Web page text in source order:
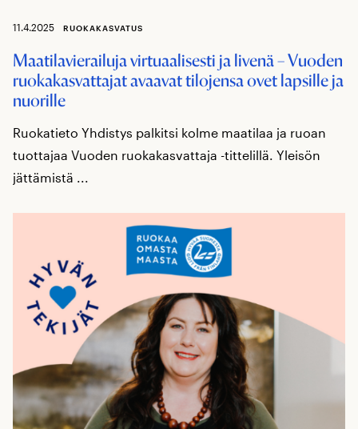
11.4.2025 RUOKAKASVATUS
Maatilavierailuja virtuaalisesti ja livenä – Vuoden
ruokakasvattajat avaavat tilojensa ovet lapsille ja
nuorille
Ruokatieto Yhdistys palkitsi kolme maatilaa ja ruoan
tuottajaa Vuoden ruokakasvattaja -tittelillä. Yleisön
jättämistä ...